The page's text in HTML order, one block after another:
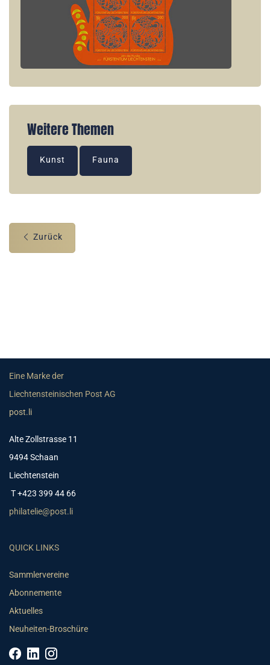
Weitere Themen
Kunst Fauna
Zurück
Eine Marke der
Liechtensteinischen Post AG
post.li
Alte Zollstrasse 11
9494 Schaan
Liechtenstein
T +423 399 44 66
philatelie@post.li
QUICK LINKS
Sammlervereine
Abonnemente
Aktuelles
Neuheiten-Broschüre